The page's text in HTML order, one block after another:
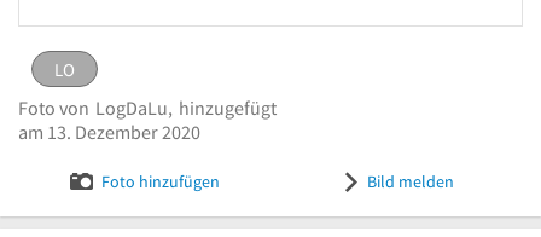
Logo Radeck, Christoph Dr.med.dent.
LO
eingestellt von
Bild melden
LO
Foto von LogDaLu, hinzugefügt
am 13. Dezember 2020
Foto hinzufügen Bild melden